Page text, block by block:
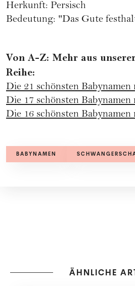
Herkunft: Persisch
Bedeutung: "Das Gute
Von A-Z: Mehr aus
Reihe:
Die 21 schönsten
Die 17 schönsten Babynamen
Die 16 schönsten Babynamen
BABYNAMEN
ÄHNLICHE